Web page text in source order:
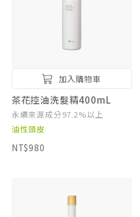
加入購物車
茶花控油洗髮精400mL
永續來源成分97.2%以上
油性頭皮
NT$980